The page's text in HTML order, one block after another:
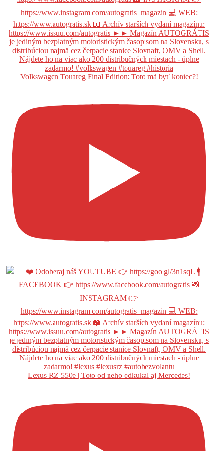
Volkswagen Touareg Final Edition: Toto má byť koniec?!
Lexus RZ 550e | Toto od neho odkukal aj Mercedes!